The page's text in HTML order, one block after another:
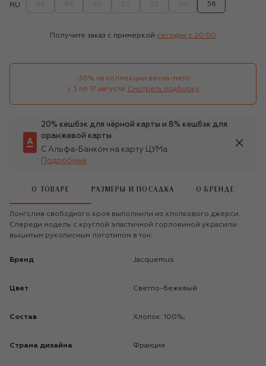
RU 56
Получите заказ с примеркой сегодня c 20:00
-30% на коллекции весна-лето
с 3 по 17 августа! Смотреть подборку
20% кешбэк для чёрной карты и 8% кешбэк для
оранжевой карты
С Альфа-Банком на карту ЦУМа
Подробнее
О ТОВАРЕ РАЗМЕРЫ И ПОСАДКА О БРЕНДЕ
Лонгслив свободного кроя выполнили из хлопкового джерси.
Спереди модель с круглой эластичной горловиной украсили
вышитым рукописным логотипом в тон.
Бренд Jacquemus
Цвет Светло-бежевый
Состав Хлопок: 100%;
Страна дизайна Франция